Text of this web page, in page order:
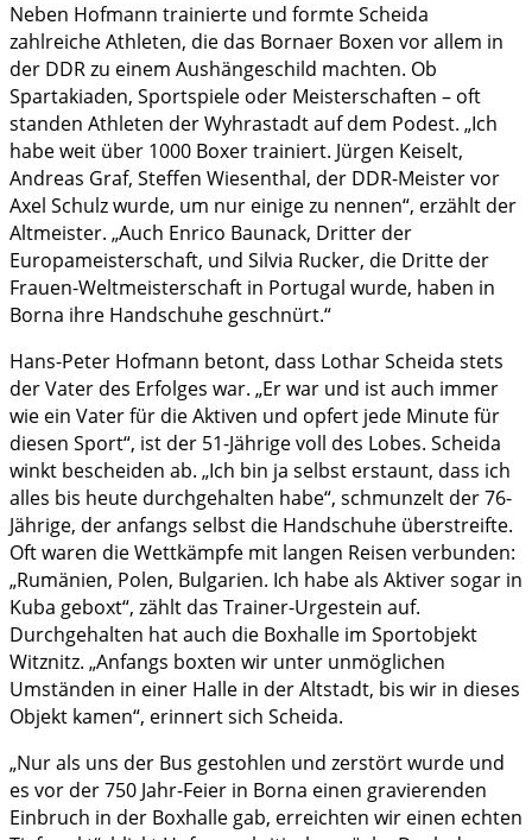
Neben Hofmann trainierte und formte Scheida
zahlreiche Athleten, die das Bornaer Boxen vor allem in
der DDR zu einem Aushängeschild machten. Ob
Spartakiaden, Sportspiele oder Meisterschaften – oft
standen Athleten der Wyhrastadt auf dem Podest. „Ich
habe weit über 1000 Boxer trainiert. Jürgen Keiselt,
Andreas Graf, Steffen Wiesenthal, der DDR-Meister vor
Axel Schulz wurde, um nur einige zu nennen“, erzählt der
Altmeister. „Auch Enrico Baunack, Dritter der
Europameisterschaft, und Silvia Rucker, die Dritte der
Frauen-Weltmeisterschaft in Portugal wurde, haben in
Borna ihre Handschuhe geschnürt.“
Hans-Peter Hofmann betont, dass Lothar Scheida stets
der Vater des Erfolges war. „Er war und ist auch immer
wie ein Vater für die Aktiven und opfert jede Minute für
diesen Sport“, ist der 51-Jährige voll des Lobes. Scheida
winkt bescheiden ab. „Ich bin ja selbst erstaunt, dass ich
alles bis heute durchgehalten habe“, schmunzelt der 76-
Jährige, der anfangs selbst die Handschuhe überstreifte.
Oft waren die Wettkämpfe mit langen Reisen verbunden:
„Rumänien, Polen, Bulgarien. Ich habe als Aktiver sogar in
Kuba geboxt“, zählt das Trainer-Urgestein auf.
Durchgehalten hat auch die Boxhalle im Sportobjekt
Witznitz. „Anfangs boxten wir unter unmöglichen
Umständen in einer Halle in der Altstadt, bis wir in dieses
Objekt kamen“, erinnert sich Scheida.
„Nur als uns der Bus gestohlen und zerstört wurde und
es vor der 750 Jahr-Feier in Borna einen gravierenden
Einbruch in der Boxhalle gab, erreichten wir einen echten